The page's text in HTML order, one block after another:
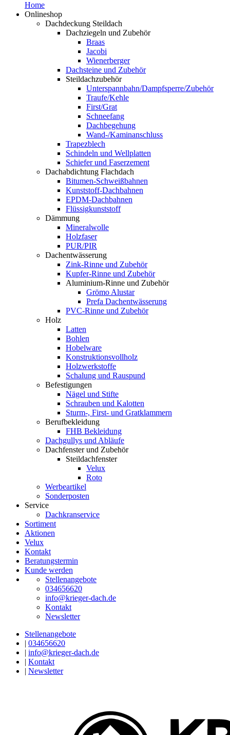
Home
Onlineshop
Dachdeckung Steildach
Dachziegeln und Zubehör
Braas
Jacobi
Wienerberger
Dachsteine und Zubehör
Steildachzubehör
Unterspannbahn/Dampfsperre/Zubehör
Traufe/Kehle
First/Grat
Schneefang
Dachbegehung
Wand-/Kaminanschluss
Trapezblech
Schindeln und Wellplatten
Schiefer und Faserzement
Dachabdichtung Flachdach
Bitumen-Schweißbahnen
Kunststoff-Dachbahnen
EPDM-Dachbahnen
Flüssigkunststoff
Dämmung
Mineralwolle
Holzfaser
PUR/PIR
Dachentwässerung
Zink-Rinne und Zubehör
Kupfer-Rinne und Zubehör
Aluminium-Rinne und Zubehör
Grömo Alustar
Prefa Dachentwässerung
PVC-Rinne und Zubehör
Holz
Latten
Bohlen
Hobelware
Konstruktionsvollholz
Holzwerkstoffe
Schalung und Rauspund
Befestigungen
Nägel und Stifte
Schrauben und Kalotten
Sturm-, First- und Gratklammern
Berufbekleidung
FHB Bekleidung
Dachgullys und Abläufe
Dachfenster und Zubehör
Steildachfenster
Velux
Roto
Werbeartikel
Sonderposten
Service
Dachkranservice
Sortiment
Aktionen
Velux
Kontakt
Beratungstermin
Kunde werden
Stellenangebote
034656620
info@krieger-dach.de
Kontakt
Newsletter
Stellenangebote
| 034656620
| info@krieger-dach.de
| Kontakt
| Newsletter